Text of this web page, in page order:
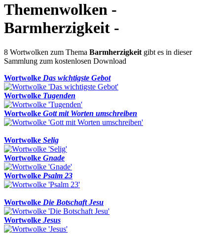
Themenwolken -
Barmherzigkeit -
8 Wortwolken zum Thema Barmherzigkeit gibt es in dieser
Sammlung zum kostenlosen Download
Wortwolke Das wichtigste Gebot
Wortwolke Tugenden
Wortwolke Gott mit Worten umschreiben
Wortwolke Selig
Wortwolke Gnade
Wortwolke Psalm 23
Wortwolke Die Botschaft Jesu
Wortwolke Jesus